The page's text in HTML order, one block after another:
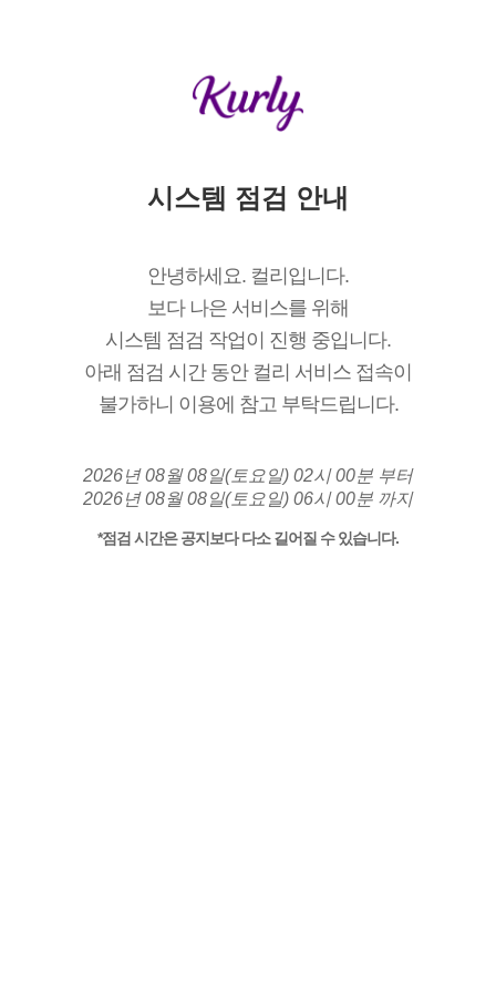
시스템 점검 안내
안녕하세요. 컬리입니다.
보다 나은 서비스를 위해
시스템 점검 작업이 진행 중입니다.
아래 점검 시간 동안 컬리 서비스 접속이
불가하니 이용에 참고 부탁드립니다.
2026년 08월 08일(토요일) 02시 00분 부터
2026년 08월 08일(토요일) 06시 00분 까지
*점검 시간은 공지보다 다소 길어질 수 있습니다.